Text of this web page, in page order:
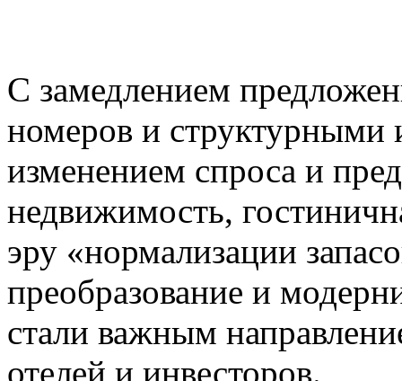
С замедлением
номеров и
изменением спроса и
недвижимость,
эру «нормализации
преобразование и
стали важным
отелей и инвесторов.